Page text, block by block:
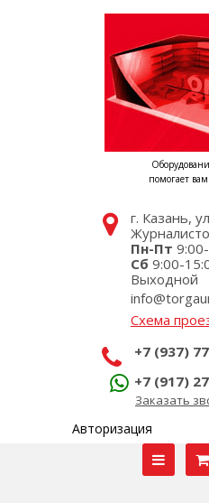
помогает
г. Казань,
Пн-Пт
Сб 9:00-
Выходной
Схема
+7 (937)
+7 (917)
Заказать
Авторизация